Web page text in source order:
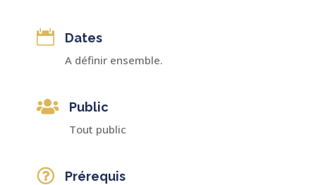
 Dates
A définir ensemble.
 Public
Tout public
 Prérequis